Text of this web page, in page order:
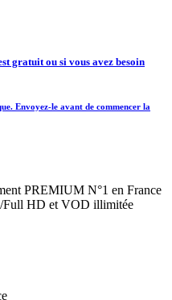
gratuit ou si vous avez besoin
Envoyez-le avant de commencer la
PREMIUM N°1 en France
Full HD et VOD illimitée